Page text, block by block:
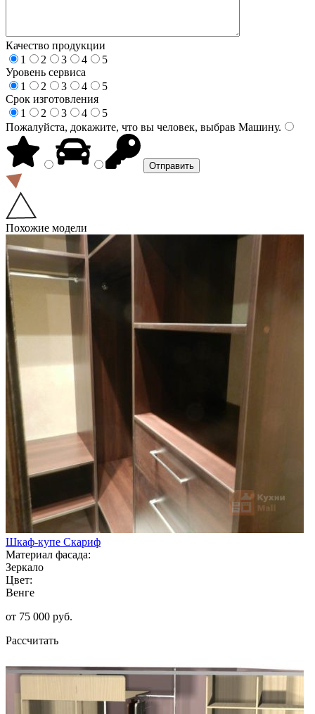
Качество продукции
1
2 3 4
5
Уровень сервиса
1
2 3 4
5
Срок изготовления
1
2 3 4
5
Пожалуйста, докажите, что вы человек, выбрав Машину.
Похожие модели
Шкаф-купе Скариф
Материал фасада:
Зеркало
Цвет:
Венге
от 75 000 руб.
Рассчитать